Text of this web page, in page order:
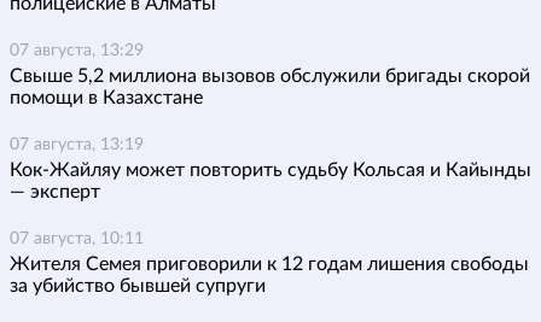
07 августа, 13:29
Свыше 5,2 миллиона вызовов обслужили бригады скорой
помощи в Казахстане
07 августа, 13:19
Кок-Жайляу может повторить судьбу Кольсая и Кайынды
— эксперт
07 августа, 10:11
Жителя Семея приговорили к 12 годам лишения свободы
за убийство бывшей супруги